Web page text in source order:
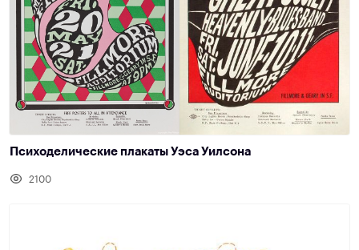
Психоделические плакаты Уэса Уилсона
2100